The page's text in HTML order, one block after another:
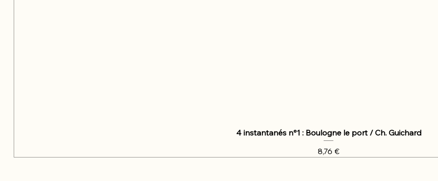
4 instantanés n°1 : Boulogne le port / Ch. Guichard
Prix
8,76 €